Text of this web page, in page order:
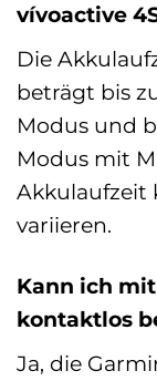
vívoactive
Die
beträgt bis
Modus und
Modus mit
Akkulaufzeit
variieren.
Kann ich
kontaktlos
Ja, die